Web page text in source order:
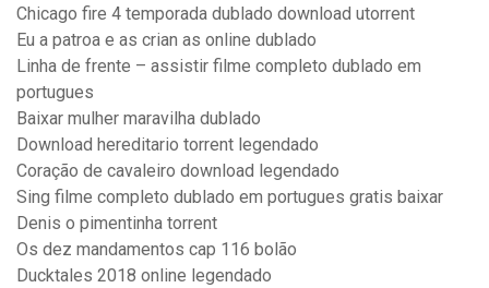
Chicago fire 4 temporada dublado download utorrent
Eu a patroa e as crian as online dublado
Linha de frente – assistir filme completo dublado em
portugues
Baixar mulher maravilha dublado
Download hereditario torrent legendado
Coração de cavaleiro download legendado
Sing filme completo dublado em portugues gratis baixar
Denis o pimentinha torrent
Os dez mandamentos cap 116 bolão
Ducktales 2018 online legendado